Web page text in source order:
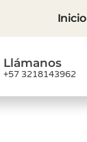
Inicio
Llámanos
+57 3218143962